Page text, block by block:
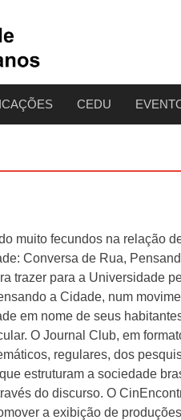
CEDU
muito fecundos na relação
Conversa de Rua,
trazer para a Universidade
a Cidade, num
em nome de seus
O Journal Club, em
regulares, dos
estruturam a sociedade
do discurso. O
a exibição de